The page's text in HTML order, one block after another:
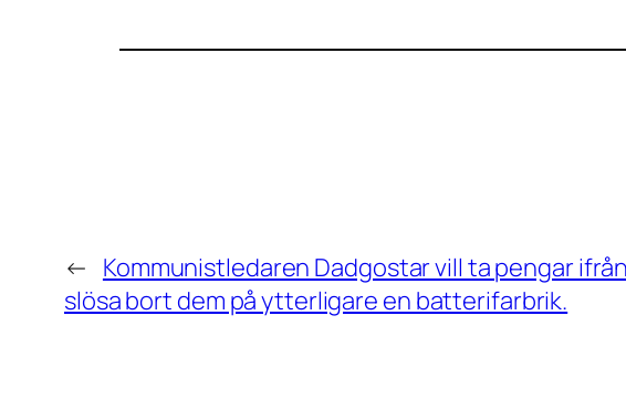
← Kommunistledaren Dadgostar vill ta pengar
slösa bort dem på ytterligare en batterifarbrik.